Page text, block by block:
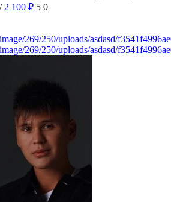
2 100 ₽ 5 0
269/250/uploads/asdasd/
269/250/uploads/asdasd/